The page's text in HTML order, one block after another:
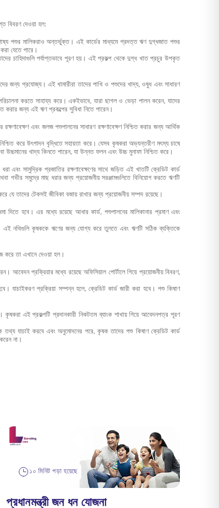
বিবরণ দেওয়া হল:
পশুর মালিকরাও অন্তর্ভুক্ত। এই কার্ডের মাধ্যমে প্রদত্ত ঋণ দুগ্ধজাত পশুর
যেতে পারে।
চাহিদাগুলি পর্যাপ্তভাবে পূরণ হয়। এই প্রকল্প থেকে দুগ্ধ খাত প্রচুর উপকৃত
জন্য প্রযোজ্য। এই খামারীরা তাদের পাখি ও পশুদের খাদ্য, ওষুধ এবং সাধারণ
করতে সাহায্য করে। একইভাবে, যারা ছাগল ও ভেড়া পালন করেন, যাদের
করার জন্য এই ঋণ প্রকল্পের সুবিধা নিতে পারেন।
এবং জলজ পশুপালনের সাধারণ রক্ষণাবেক্ষণ নিশ্চিত করার জন্য আর্থিক
করে উৎপাদন বৃদ্ধিতে সহায়তা করে। যেসব কৃষকরা অভ্যন্তরীণ মৎস্য চাষে
খাদ্য কিনতে পারেন, যা উন্নত ফলন এবং উচ্চ মুনাফা নিশ্চিত করে।
এবং সামুদ্রিক প্রজাতির রক্ষণাবেক্ষণের সাথে জড়িত এই খাতটি ক্রেডিট কার্ড
গভীর সমুদ্রে মাছ ধরার জন্য প্রয়োজনীয় সরঞ্জামগুলিতে বিনিয়োগ করতে ঋণটি
যে তাদের টেকসই জীবিকা বজায় রাখার জন্য প্রয়োজনীয় সম্পদ রয়েছে।
হবে। এর মধ্যে রয়েছে আধার কার্ড, পশুপালনের মালিকানার প্রমাণ এবং
এই নথিগুলি কৃষককে ঋণের জন্য যোগ্য করে তুলতে এবং ঋণটি সঠিক ব্যক্তিকে
করে তা এখানে দেওয়া হল।
আবেদন প্রক্রিয়ার মধ্যে রয়েছে অফিসিয়াল পোর্টালে গিয়ে প্রয়োজনীয় বিবরণ,
যাচাইকরণ প্রক্রিয়া সম্পন্ন হলে, ক্রেডিট কার্ড জারী করা হবে। পশু কিষাণ
কৃষকরা এই প্রকল্পটি প্রদানকারী নিকটতম ব্যাংক শাখায় গিয়ে আবেদনপত্র পূরণ
যাচাই করবে এবং অনুমোদনের পরে, কৃষক তাদের পশু কিষাণ ক্রেডিট কার্ড
না।
১০ মিনিট পড়া হয়েছে
প্রধানমন্ত্রী জন ধন যোজনা